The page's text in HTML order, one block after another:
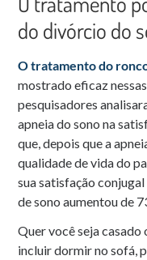
do divórcio do
O tratamento do
mostrado eficaz
pesquisadores
apneia do sono na
que, depois que a
qualidade de vida do
sua satisfação
de sono aumentou de
Quer você seja casado
incluir dormir no sofá,